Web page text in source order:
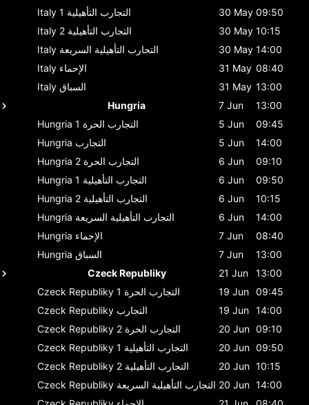
Italy
التجارب التأهيلية 1 30 May 09:50
Italy
التجارب التأهيلية 2 30 May 10:15
Italy التجارب التأهيلية السريعة 30 May 14:00
Italy الإحماء 31 May 08:40
Italy السباق 31 May 13:00
Hungria
7 Jun
13:00
Hungria
التجارب الحرة 1 5 Jun
09:45
Hungria التجارب 5 Jun
14:00
Hungria
التجارب الحرة 2 6 Jun
09:10
Hungria
التجارب التأهيلية 1 6 Jun
09:50
Hungria
التجارب التأهيلية 2 6 Jun
10:15
Hungria التجارب التأهيلية السريعة 6 Jun
14:00
Hungria الإحماء 7 Jun
08:40
Hungria السباق 7 Jun
13:00
Czeck Republiky
21 Jun
13:00
Czeck Republiky
التجارب الحرة 1 19 Jun 09:45
Czeck Republiky التجارب 19 Jun 14:00
Czeck Republiky
التجارب الحرة 2 20 Jun 09:10
Czeck Republiky
التجارب التأهيلية 1 20 Jun 09:50
Czeck Republiky
التجارب التأهيلية 2 20 Jun 10:15
Czeck Republiky التجارب التأهيلية السريعة 20 Jun 14:00